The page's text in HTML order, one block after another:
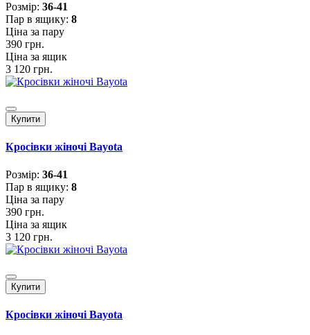
Розмiр: 36-41
Пар в ящику: 8
Ціна за пару
390 грн.
Ціна за ящик
3 120 грн.
Купити
Кросівки жіночі Bayota
Розмiр: 36-41
Пар в ящику: 8
Ціна за пару
390 грн.
Ціна за ящик
3 120 грн.
Купити
Кросівки жіночі Bayota